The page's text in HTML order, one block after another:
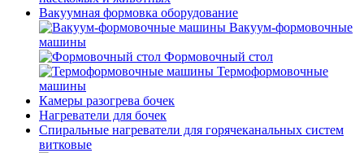
Вакуумная формовка оборудование
Вакуум-формовочные
машины
Формовочный стол
Термоформовочные
машины
Камеры разогрева бочек
Нагреватели для бочек
Спиральные нагреватели для горячеканальных систем
витковые